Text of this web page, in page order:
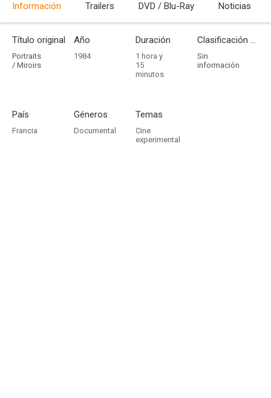
Información Trailers DVD / Blu-Ray Noticias
Título original
Portraits
/ Miroirs
Año
1984
Duración
1 hora y
15
minutos
Clasificación por edades
Sin
información
País
Francia
Géneros
Documental
Temas
Cine
experimental